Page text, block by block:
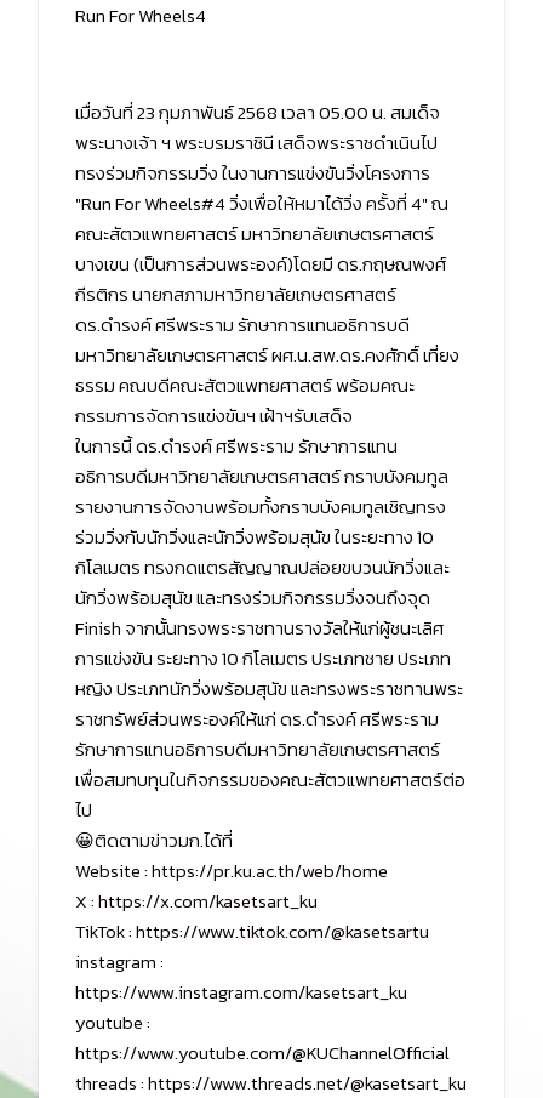
Run For Wheels4
เมื่อวันที่ 23 กุมภาพันธ์ 2568 เวลา 05.00 น. สมเด็จ
พระนางเจ้า ฯ พระบรมราชินี เสด็จพระราชดำเนินไป
ทรงร่วมกิจกรรมวิ่ง ในงานการแข่งขันวิ่งโครงการ
"Run For Wheels#4 วิ่งเพื่อให้หมาได้วิ่ง ครั้งที่ 4" ณ
คณะสัตวแพทยศาสตร์ มหาวิทยาลัยเกษตรศาสตร์
บางเขน (เป็นการส่วนพระองค์)โดยมี ดร.กฤษณพงศ์
กีรติกร นายกสภามหาวิทยาลัยเกษตรศาสตร์
ดร.ดำรงค์ ศรีพระราม รักษาการแทนอธิการบดี
มหาวิทยาลัยเกษตรศาสตร์ ผศ.น.สพ.ดร.คงศักดิ์ เที่ยง
ธรรม คณบดีคณะสัตวแพทยศาสตร์ พร้อมคณะ
กรรมการจัดการแข่งขันฯ เฝ้าฯรับเสด็จ
ในการนี้ ดร.ดำรงค์ ศรีพระราม รักษาการแทน
อธิการบดีมหาวิทยาลัยเกษตรศาสตร์ กราบบังคมทูล
รายงานการจัดงานพร้อมทั้งกราบบังคมทูลเชิญทรง
ร่วมวิ่งกับนักวิ่งและนักวิ่งพร้อมสุนัข ในระยะทาง 10
กิโลเมตร ทรงกดแตรสัญญาณปล่อยขบวนนักวิ่งและ
นักวิ่งพร้อมสุนัข และทรงร่วมกิจกรรมวิ่งจนถึงจุด
Finish จากนั้นทรงพระราชทานรางวัลให้แก่ผู้ชนะเลิศ
การแข่งขัน ระยะทาง 10 กิโลเมตร ประเภทชาย ประเภท
หญิง ประเภทนักวิ่งพร้อมสุนัข และทรงพระราชทานพระ
ราชทรัพย์ส่วนพระองค์ให้แก่ ดร.ดำรงค์ ศรีพระราม
รักษาการแทนอธิการบดีมหาวิทยาลัยเกษตรศาสตร์
เพื่อสมทบทุนในกิจกรรมของคณะสัตวแพทยศาสตร์ต่อ
ไป
😀ติดตามข่าวมก.ได้ที่
Website :https://pr.ku.ac.th/web/home
X :https://x.com/kasetsart_ku
TikTok :https://www.tiktok.com/@kasetsartu
instagram :
https://www.instagram.com/kasetsart_ku
youtube :
https://www.youtube.com/@KUChannelOfficial
threads :https://www.threads.net/@kasetsart_ku